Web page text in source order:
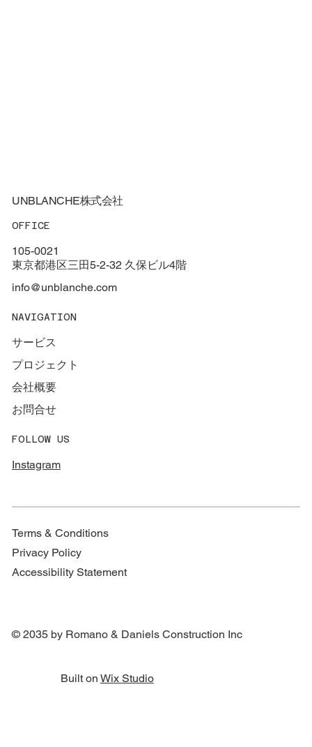
我らが芸術監督！ライナーインタビュー
UNBLANCHE株式会社
OFFICE
105-0021
東京都港区三田5-2-32 久保ビル4階
info@unblanche.com
NAVIGATION
サービス
プロジェクト
会社概要
お問合せ
FOLLOW US
Instagram
Terms & Conditions
Privacy Policy
Accessibility Statement
© 2035 by Romano & Daniels Construction Inc
Built on Wix Studio